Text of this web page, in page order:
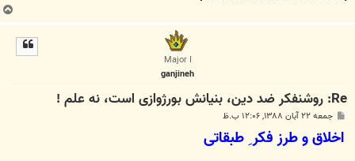
ب
ا
Major I
ganjineh
Re: روشنفکر ضد دین، بنیانش بورژوازی است، نه علم !
پ
ت
جمعه ۲۲ آبان ۱۳۸۸, ۱۲:۰۶ ب.ظ
اخلاق و طرز فکر ِ طبقاتی